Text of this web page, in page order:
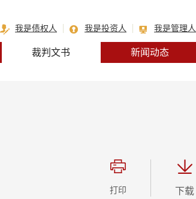
我是债权人 我是投资人 我是管理人
裁判文书 新闻动态
打印 下载